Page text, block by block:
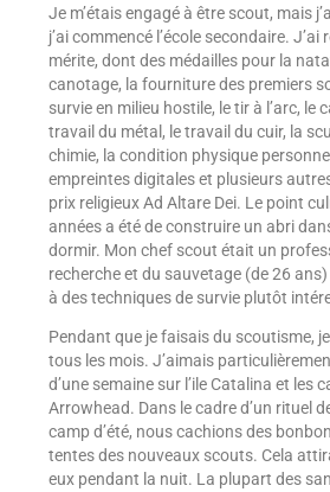
Je m’étais engagé à être scout, mais
j’ai commencé l’école secondaire. J’ai
mérite, dont des médailles pour la
canotage, la fourniture des premiers
survie en milieu hostile, le tir à l’arc, le
travail du métal, le travail du cuir, la
chimie, la condition physique
empreintes digitales et plusieurs
prix religieux Ad Altare Dei. Le point
années a été de construire un abri
dormir. Mon chef scout était un
recherche et du sauvetage (de 26
à des techniques de survie plutôt
Pendant que je faisais du scoutisme,
tous les mois. J’aimais
d’une semaine sur l’ile Catalina et les
Arrowhead. Dans le cadre d’un rituel
camp d’été, nous cachions des
tentes des nouveaux scouts. Cela
eux pendant la nuit. La plupart des